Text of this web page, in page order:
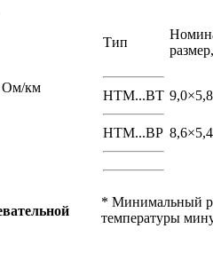
Oм/км
Тип
HTM...BТ 9,0×5,8
HTM...BP 8,6×5,4
* Минимальный
температуры